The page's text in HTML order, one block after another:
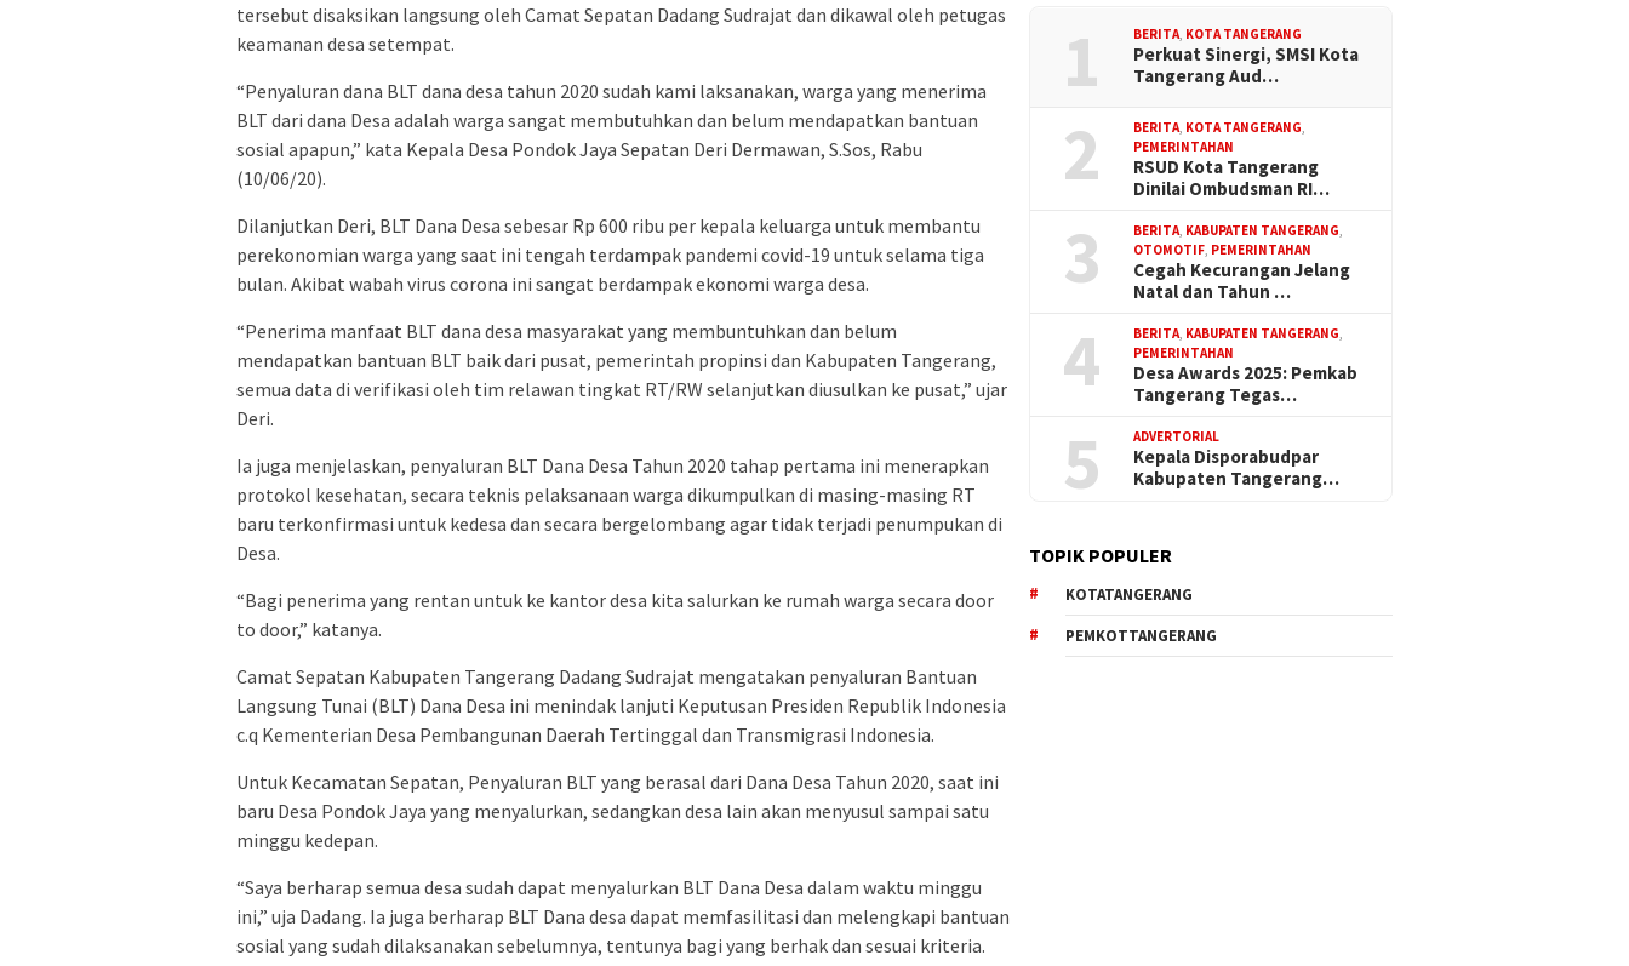
tersebut disaksikan langsung oleh Camat Sepatan Dadang Sudrajat dan dikawal oleh petugas
keamanan desa setempat.
“Penyaluran dana BLT dana desa tahun 2020 sudah kami laksanakan, warga yang menerima
BLT dari dana Desa adalah warga sangat membutuhkan dan belum mendapatkan bantuan
sosial apapun,” kata Kepala Desa Pondok Jaya Sepatan Deri Dermawan, S.Sos, Rabu
(10/06/20).
Dilanjutkan Deri, BLT Dana Desa sebesar Rp 600 ribu per kepala keluarga untuk membantu
perekonomian warga yang saat ini tengah terdampak pandemi covid-19 untuk selama tiga
bulan. Akibat wabah virus corona ini sangat berdampak ekonomi warga desa.
“Penerima manfaat BLT dana desa masyarakat yang membuntuhkan dan belum
mendapatkan bantuan BLT baik dari pusat, pemerintah propinsi dan Kabupaten Tangerang,
semua data di verifikasi oleh tim relawan tingkat RT/RW selanjutkan diusulkan ke pusat,” ujar
Deri.
Ia juga menjelaskan, penyaluran BLT Dana Desa Tahun 2020 tahap pertama ini menerapkan
protokol kesehatan, secara teknis pelaksanaan warga dikumpulkan di masing-masing RT
baru terkonfirmasi untuk kedesa dan secara bergelombang agar tidak terjadi penumpukan di
Desa.
“Bagi penerima yang rentan untuk ke kantor desa kita salurkan ke rumah warga secara door
to door,” katanya.
Camat Sepatan Kabupaten Tangerang Dadang Sudrajat mengatakan penyaluran Bantuan
Langsung Tunai (BLT) Dana Desa ini menindak lanjuti Keputusan Presiden Republik Indonesia
c.q Kementerian Desa Pembangunan Daerah Tertinggal dan Transmigrasi Indonesia.
Untuk Kecamatan Sepatan, Penyaluran BLT yang berasal dari Dana Desa Tahun 2020, saat ini
baru Desa Pondok Jaya yang menyalurkan, sedangkan desa lain akan menyusul sampai satu
minggu kedepan.
“Saya berharap semua desa sudah dapat menyalurkan BLT Dana Desa dalam waktu minggu
ini,” uja Dadang. Ia juga berharap BLT Dana desa dapat memfasilitasi dan melengkapi bantuan
sosial yang sudah dilaksanakan sebelumnya, tentunya bagi yang berhak dan sesuai kriteria.
1 BERITA, KOTA TANGERANG
Perkuat Sinergi, SMSI Kota
Tangerang Aud…
2 BERITA, KOTA TANGERANG,
PEMERINTAHAN
RSUD Kota Tangerang
Dinilai Ombudsman RI…
3 BERITA, KABUPATEN TANGERANG,
OTOMOTIF, PEMERINTAHAN
Cegah Kecurangan Jelang
Natal dan Tahun …
4 BERITA, KABUPATEN TANGERANG,
PEMERINTAHAN
Desa Awards 2025: Pemkab
Tangerang Tegas…
5 ADVERTORIAL
Kepala Disporabudpar
Kabupaten Tangerang…
TOPIK POPULER
KOTATANGERANG
PEMKOTTANGERANG